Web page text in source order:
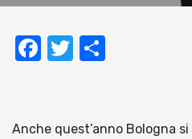
Facebook
Twitter
Anche quest’anno Bologna